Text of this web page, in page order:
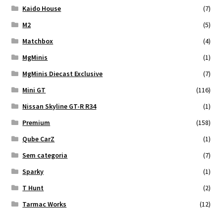
Kaido House
(7)
M2
(5)
Matchbox
(4)
MgMinis
(1)
MgMinis Diecast Exclusive
(7)
Mini GT
(116)
Nissan Skyline GT-R R34
(1)
Premium
(158)
Qube CarZ
(1)
Sem categoria
(7)
Sparky
(1)
T Hunt
(2)
Tarmac Works
(12)